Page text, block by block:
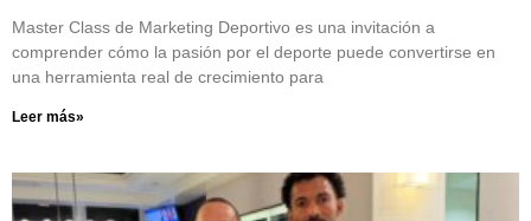
Master Class de Marketing Deportivo es una invitación a
comprender cómo la pasión por el deporte puede convertirse en
una herramienta real de crecimiento para
Leer más»